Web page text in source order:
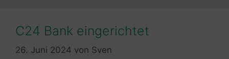
C24 Bank eingerichtet
26. Juni 2024 von Sven